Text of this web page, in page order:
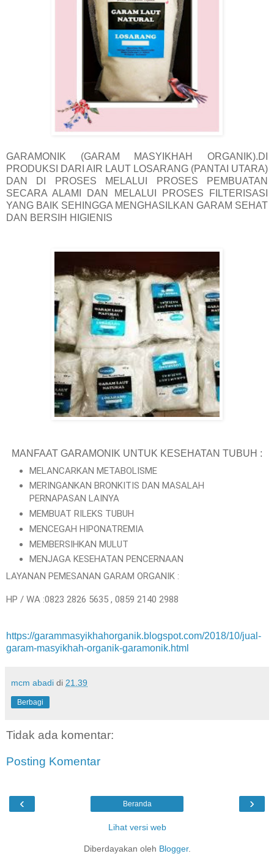
GARAMONIK (GARAM MASYIKHAH ORGANIK).DI
PRODUKSI DARI AIR LAUT LOSARANG (PANTAI UTARA)
DAN DI PROSES MELALUI PROSES PEMBUATAN
SECARA ALAMI DAN MELALUI PROSES FILTERISASI
YANG BAIK SEHINGGA MENGHASILKAN GARAM SEHAT
DAN BERSIH HIGIENIS
MANFAAT GARAMONIK UNTUK KESEHATAN TUBUH :
MELANCARKAN METABOLISME
MERINGANKAN BRONKITIS DAN MASALAH
PERNAPASAN LAINYA
MEMBUAT RILEKS TUBUH
MENCEGAH HIPONATREMIA
MEMBERSIHKAN MULUT
MENJAGA KESEHATAN PENCERNAAN
LAYANAN PEMESANAN GARAM ORGANIK :
HP / WA :0823 2826 5635 , 0859 2140 2988
https://garammasyikhahorganik.blogspot.com/2018/10/jual-
garam-masyikhah-organik-garamonik.html
mcm abadi di 21.39
Berbagi
Tidak ada komentar:
Posting Komentar
‹ ›
Beranda
Lihat versi web
Diberdayakan oleh Blogger.